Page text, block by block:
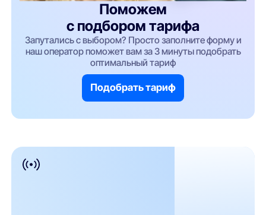
Поможем
с подбором тарифа
Запутались с выбором? Просто заполните форму и
наш оператор поможет вам за 3 минуты подобрать
оптимальный тариф
Подобрать тариф